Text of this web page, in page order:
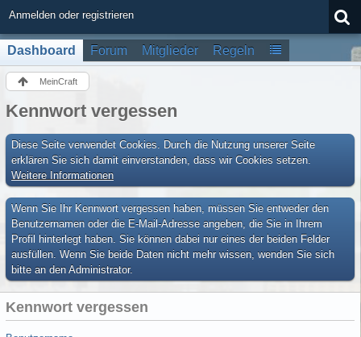
Anmelden oder registrieren
Dashboard Forum Mitglieder Regeln
MeinCraft
Kennwort vergessen
Diese Seite verwendet Cookies. Durch die Nutzung unserer Seite
erklären Sie sich damit einverstanden, dass wir Cookies setzen.
Weitere Informationen
Wenn Sie Ihr Kennwort vergessen haben, müssen Sie entweder den
Benutzernamen oder die E-Mail-Adresse angeben, die Sie in Ihrem
Profil hinterlegt haben. Sie können dabei nur eines der beiden Felder
ausfüllen. Wenn Sie beide Daten nicht mehr wissen, wenden Sie sich
bitte an den Administrator.
Kennwort vergessen